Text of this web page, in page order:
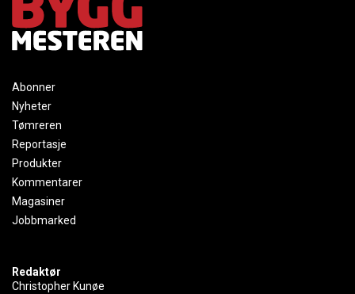
Abonner
Nyheter
Tømreren
Reportasje
Produkter
Kommentarer
Magasiner
Jobbmarked
Redaktør
Christopher Kunøe